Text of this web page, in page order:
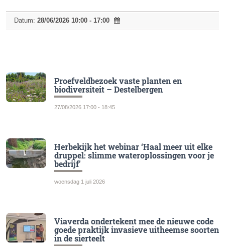
Datum: 28/06/2026 10:00 - 17:00
Proefveldbezoek vaste planten en
biodiversiteit – Destelbergen
27/08/2026 17:00 - 18:45
Herbekijk het webinar ‘Haal meer uit elke
druppel: slimme wateroplossingen voor je
bedrijf’
woensdag 1 juli 2026
Viaverda ondertekent mee de nieuwe code
goede praktijk invasieve uitheemse soorten
in de sierteelt